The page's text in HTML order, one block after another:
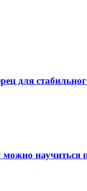
для
научиться